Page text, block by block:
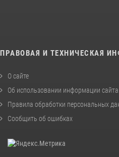
ПРАВОВАЯ И ТЕХНИЧЕСКАЯ
О сайте
Об использовании информации сайта
Правила обработки персональных
Сообщить об ошибках